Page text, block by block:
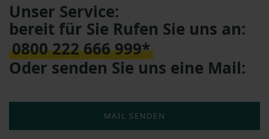
Unser Service:
bereit für Sie Rufen Sie uns an:
0800 222 666 999*
Oder senden Sie uns eine Mail:
MAIL SENDEN